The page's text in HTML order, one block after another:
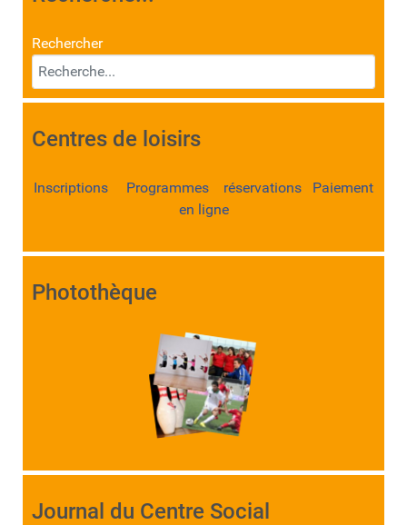
Rechercher
Centres de loisirs
Inscriptions Programmes réservations Paiement
en ligne
Photothèque
Journal du Centre Social